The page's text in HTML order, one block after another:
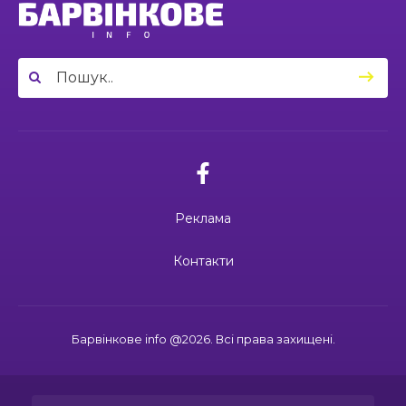
03:49
Сергій Козаков і Валерій Павленко: різні долі,
один вибір — захищати Україну
04:27
Барвінківського ліцею №1 пройшли фахове
03.07.2026
Вони віддали життя за Україну: 3
липня вшановуємо пам’ять Миколи
Поки звучить материнська молитва,
живе пам’ять
Барвінкове info @2026. Всі права захищені.
Реклама
Контакти